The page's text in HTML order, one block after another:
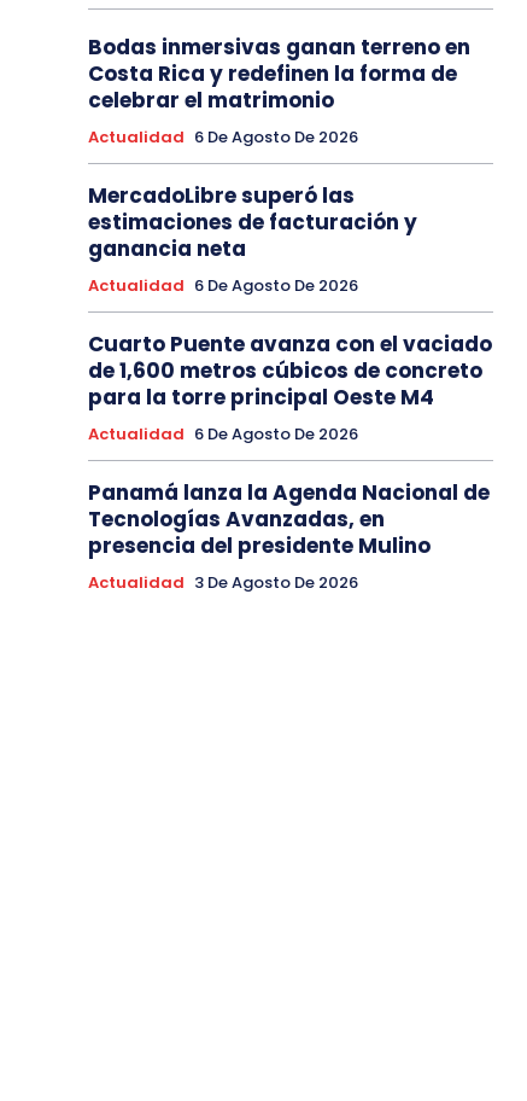
Bodas inmersivas ganan terreno en
Costa Rica y redefinen la forma de
celebrar el matrimonio
Actualidad 6 De Agosto De 2026
MercadoLibre superó las
estimaciones de facturación y
ganancia neta
Actualidad 6 De Agosto De 2026
Cuarto Puente avanza con el vaciado
de 1,600 metros cúbicos de concreto
para la torre principal Oeste M4
Actualidad 6 De Agosto De 2026
Panamá lanza la Agenda Nacional de
Tecnologías Avanzadas, en
presencia del presidente Mulino
Actualidad 3 De Agosto De 2026